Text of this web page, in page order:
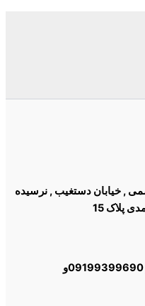
, خیابان دستغیب , نرسیده
پلاک 15
09100979969 و 09032729550 و 09199399690و